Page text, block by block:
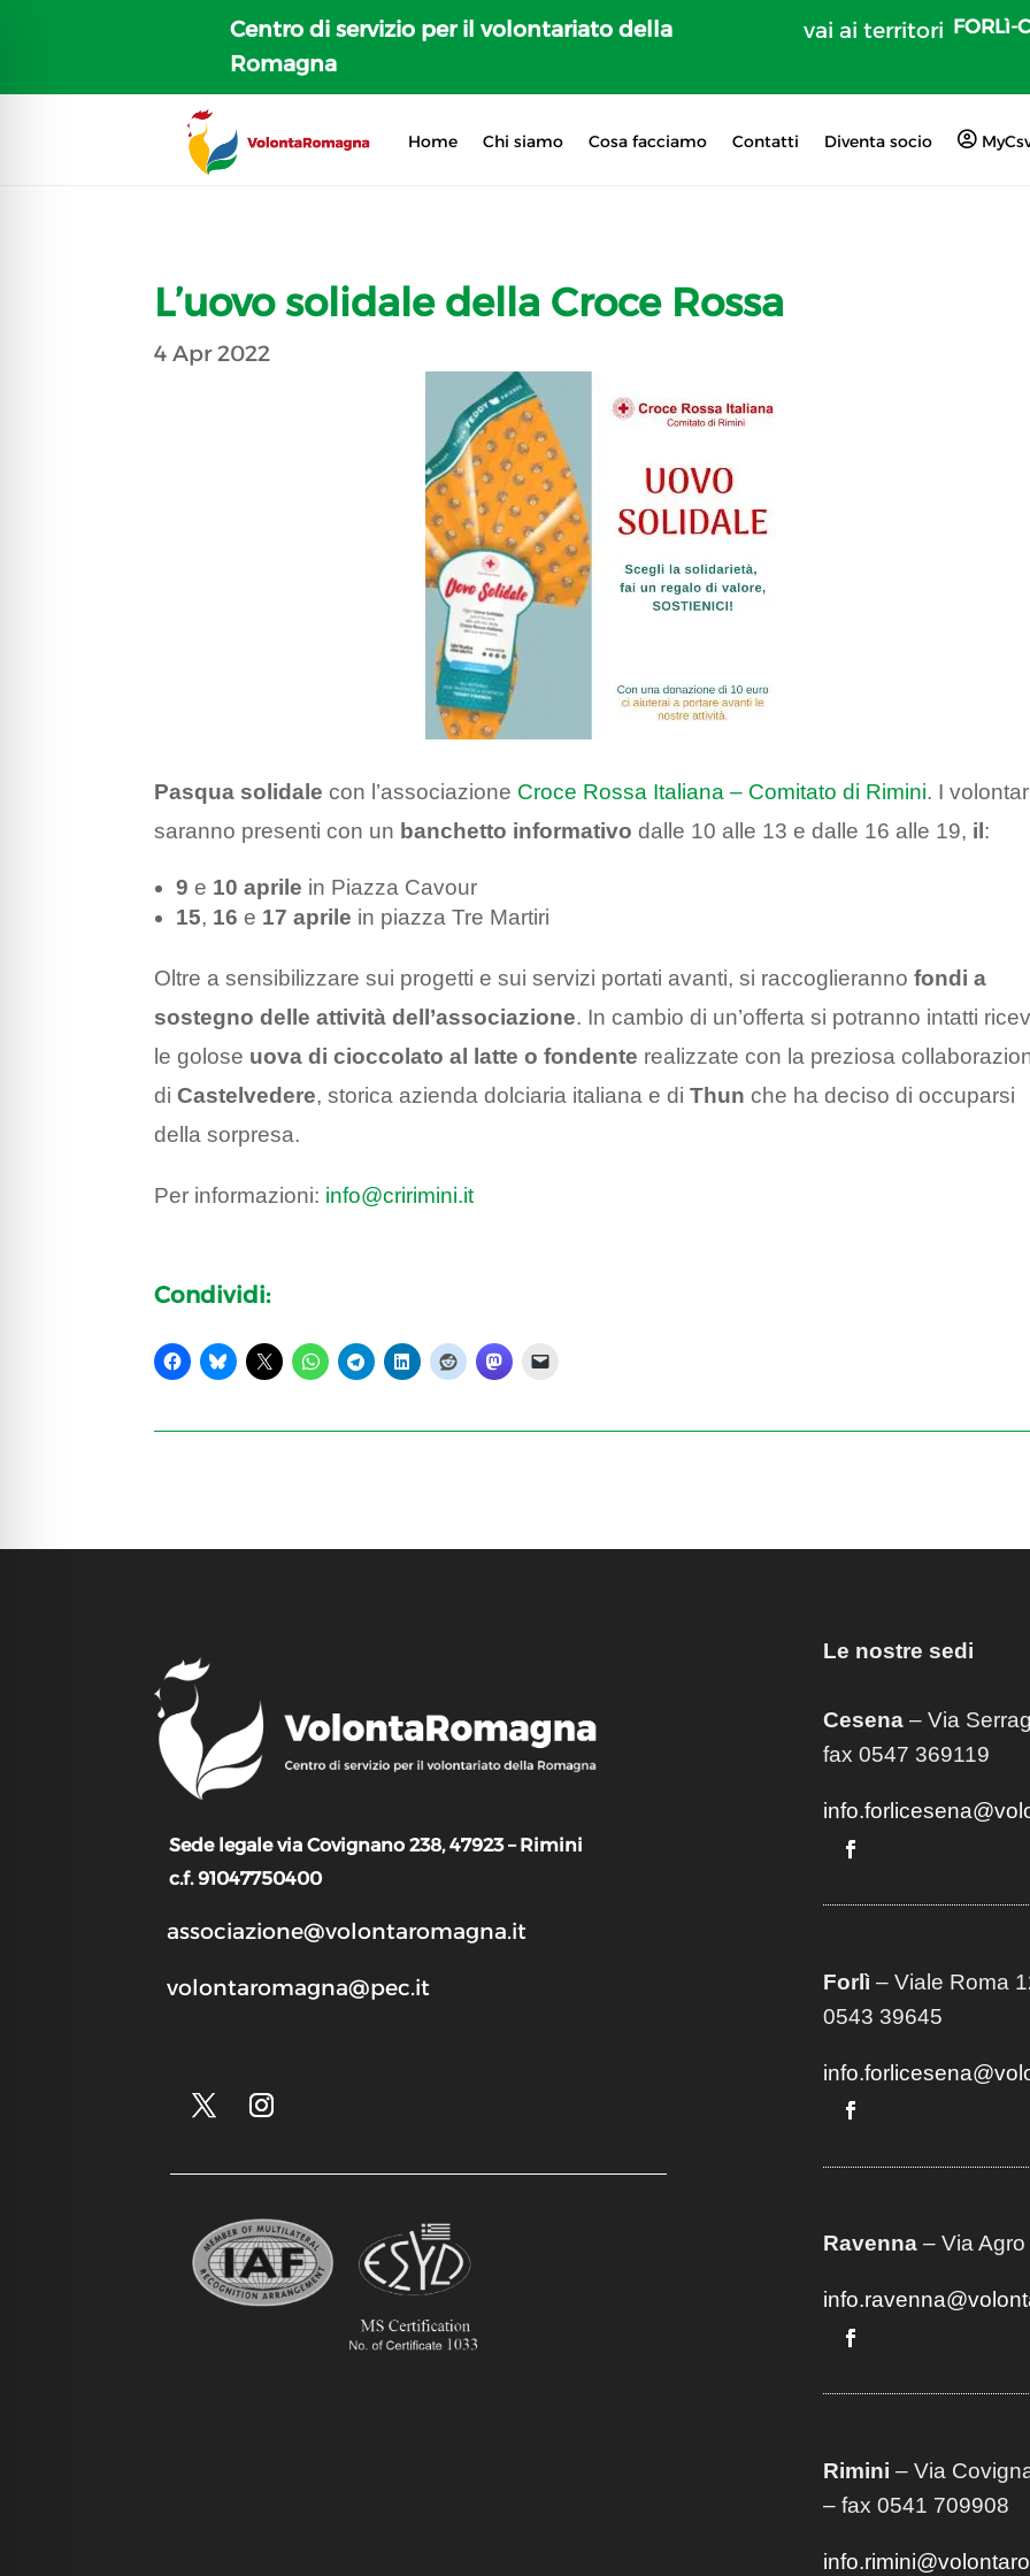
Centro di servizio per il volontariato della
Romagna
vai ai territori FORLì-
Home Chi siamo Cosa facciamo Contatti Diventa socio
L’uovo solidale della Croce Rossa
4 Apr 2022
Pasqua solidale con l’associazione Croce Rossa Italiana – Comitato di Rimini. I
saranno presenti con un banchetto informativo dalle 10 alle 13 e dalle 16 alle 19, il :
9 e 10 aprile in Piazza Cavour
15, 16 e 17 aprile in piazza Tre Martiri
Oltre a sensibilizzare sui progetti e sui servizi portati avanti, si raccoglierannofondi a
sostegno delle attività dell’associazione. In cambio di un’offerta si potranno intatti
le golose uova di cioccolato al latte o fondente realizzate con la preziosa
diCastelvedere, storica azienda dolciaria italiana e diThun che ha deciso di occuparsi
della sorpresa.
Per informazioni: info@cririmini.it
Condividi:
Sede legale via Covignano 238, 47923 – Rimini
c.f. 91047750400
associazione@volontaromagna.it
volontaromagna@pec.it
Le nostre sedi
Cesena– Via
fax 0547 369119
Forlì – Viale Roma
0543 39645
Ravenna– Via Agro
Rimini – Via
– fax 0541 709908